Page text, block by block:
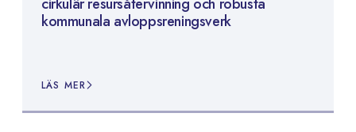
cirkulär resursåtervinning och robusta
kommunala avloppsreningsverk
LÄS MER